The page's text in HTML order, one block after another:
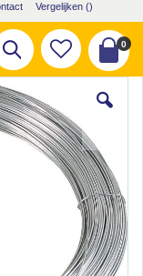
Vergelijken ()
Cart
0
Zoek